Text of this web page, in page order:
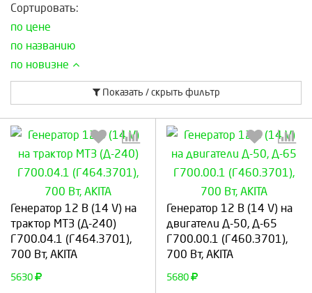
Сортировать:
по цене
по названию
по новизне
Показать / скрыть фильтр
Генератор 12 В (14 V) на
трактор МТЗ (Д-240)
Г700.04.1 (Г464.3701),
700 Вт, AKITA
5630
Выберите количество:
Продолжить
Генератор 12 В (14 V) на
двигатели Д-50, Д-65
Г700.00.1 (Г460.3701),
700 Вт, AKITA
5680
Выберите количество:
Продолжить